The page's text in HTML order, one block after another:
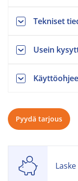
Tekniset
Usein
Pyydä tarjous